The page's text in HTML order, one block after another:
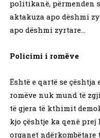
politikanë, përmenden
aktakuza apo dëshmi
apo dëshmi zyrtare…
Policimi i romëve
Është e qartë se
romëve nuk mund të
të gjera të kthimit
kjo çështje ka qenë prej
organet